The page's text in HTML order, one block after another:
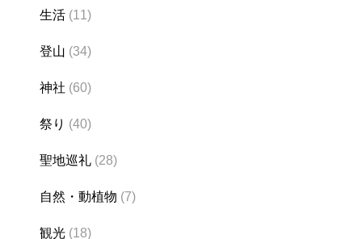
生活 (11)
登山 (34)
神社 (60)
祭り (40)
聖地巡礼 (28)
自然・動植物 (7)
観光 (18)